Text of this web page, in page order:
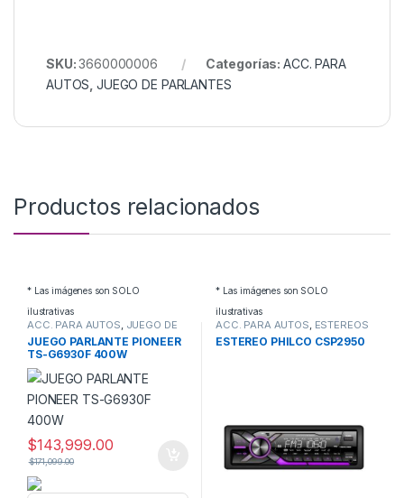
SKU:3660000006 Categorías: ACC. PARA
AUTOS ,JUEGO DE PARLANTES
Productos relacionados
* Las imágenes son SOLO
ilustrativas
ACC. PARA AUTOS, JUEGO DE
PARLANTES
JUEGO PARLANTE PIONEER
TS-G6930F 400W
$143,999.00
$171,099.00
* Las imágenes son SOLO
ilustrativas
ACC. PARA AUTOS, ESTEREOS
ESTEREO PHILCO CSP2950